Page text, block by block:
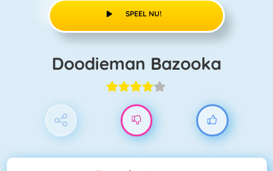
SPEEL NU!
Doodieman Bazooka